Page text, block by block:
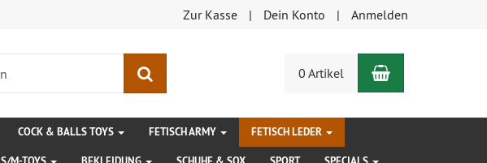
Zur Kasse Dein Konto Anmelden
0 Artikel Warenkorb
COCK & BALLS TOYS FETISCH ARMY FETISCH LEDER